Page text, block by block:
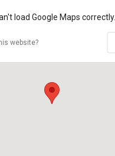
load Google Maps correctly.
website?